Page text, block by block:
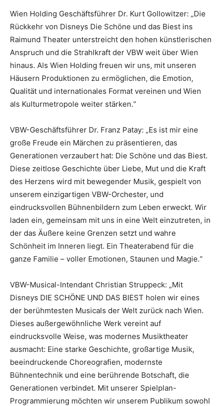
Wien Holding Geschäftsführer Dr. Kurt Gollowitzer: „Die
Rückkehr von Disneys Die Schöne und das Biest ins
Raimund Theater unterstreicht den hohen künstlerischen
Anspruch und die Strahlkraft der VBW weit über Wien
hinaus. Als Wien Holding freuen wir uns, mit unseren
Häusern Produktionen zu ermöglichen, die Emotion,
Qualität und internationales Format vereinen und Wien
als Kulturmetropole weiter stärken.“
VBW-Geschäftsführer Dr. Franz Patay: „Es ist mir eine
große Freude ein Märchen zu präsentieren, das
Generationen verzaubert hat: Die Schöne und das Biest.
Diese zeitlose Geschichte über Liebe, Mut und die Kraft
des Herzens wird mit bewegender Musik, gespielt von
unserem einzigartigen VBW-Orchester, und
eindrucksvollen Bühnenbildern zum Leben erweckt. Wir
laden ein, gemeinsam mit uns in eine Welt einzutreten, in
der das Äußere keine Grenzen setzt und wahre
Schönheit im Inneren liegt. Ein Theaterabend für die
ganze Familie – voller Emotionen, Staunen und Magie.“
VBW-Musical-Intendant Christian Struppeck: „Mit
Disneys DIE SCHÖNE UND DAS BIEST holen wir eines
der berühmtesten Musicals der Welt zurück nach Wien.
Dieses außergewöhnliche Werk vereint auf
eindrucksvolle Weise, was modernes Musiktheater
ausmacht: Eine starke Geschichte, großartige Musik,
beeindruckende Choreografien, modernste
Bühnentechnik und eine berührende Botschaft, die
Generationen verbindet. Mit unserer Spielplan-
Programmierung möchten wir unserem Publikum sowohl